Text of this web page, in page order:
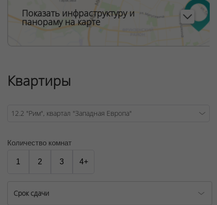
· место отдыха и букшеринг (здесь вы сможете
провести переговоры или подписать документы)
· туалетная комната с пеленальным столиком
апартаментах).
Показать инфраструктуру и
панораму на карте
Квартиры
Количество комнат
1 2 3 4+
Срок сдачи